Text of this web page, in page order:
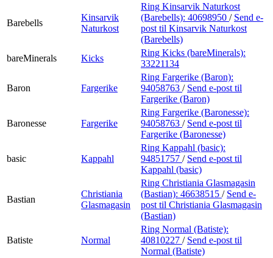
Barebells
Kinsarvik
Naturkost
Ring Kinsarvik Naturkost
(Barebells): 40698950 / Send e-
post til Kinsarvik Naturkost
(Barebells)
bareMinerals
Kicks
Ring Kicks (bareMinerals):
33221134
Baron Fargerike
Ring Fargerike (Baron):
94058763 / Send e-post til
Fargerike (Baron)
Baronesse Fargerike
Ring Fargerike (Baronesse):
94058763 / Send e-post til
Fargerike (Baronesse)
basic Kappahl
Ring Kappahl (basic):
94851757 / Send e-post til
Kappahl (basic)
Bastian
Christiania
Glasmagasin
Ring Christiania Glasmagasin
(Bastian): 46638515 / Send e-
post til Christiania Glasmagasin
(Bastian)
Batiste Normal
Ring Normal (Batiste):
40810227 / Send e-post til
Normal (Batiste)